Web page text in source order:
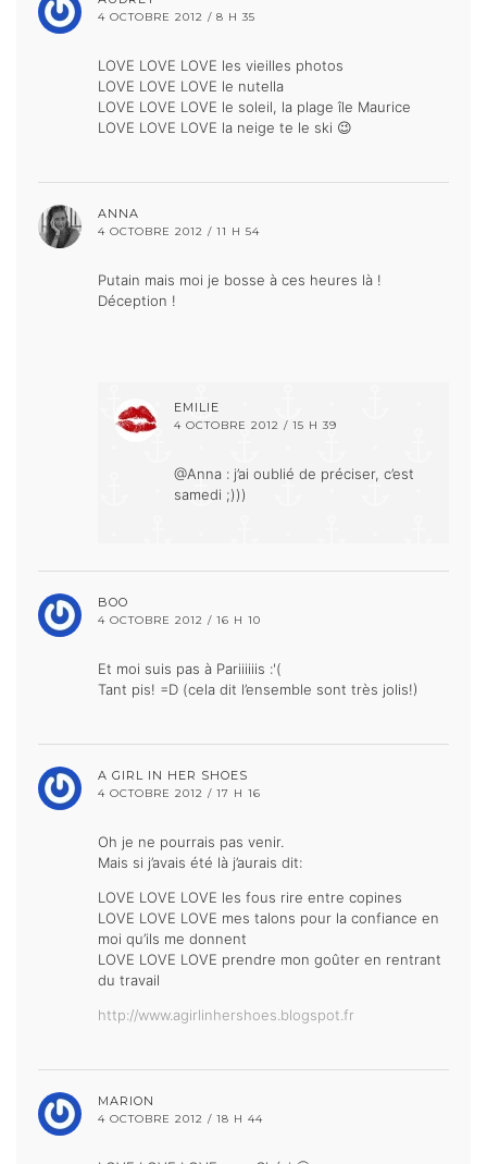
4 OCTOBRE 2012 / 8 H 35
LOVE LOVE LOVE les vieilles photos
LOVE LOVE LOVE le nutella
LOVE LOVE LOVE le soleil, la plage île Maurice
LOVE LOVE LOVE la neige te le ski 😉
ANNA
4 OCTOBRE 2012 / 11 H 54
Putain mais moi je bosse à ces heures là !
Déception !
EMILIE
4 OCTOBRE 2012 / 15 H 39
@Anna : j’ai oublié de préciser, c’est
samedi ;)))
BOO
4 OCTOBRE 2012 / 16 H 10
Et moi suis pas à Pariiiiiis :'(
Tant pis! =D (cela dit l’ensemble sont très jolis!)
A GIRL IN HER SHOES
4 OCTOBRE 2012 / 17 H 16
Oh je ne pourrais pas venir.
Mais si j’avais été là j’aurais dit:
LOVE LOVE LOVE les fous rire entre copines
LOVE LOVE LOVE mes talons pour la confiance en
moi qu’ils me donnent
LOVE LOVE LOVE prendre mon goûter en rentrant
du travail
http://www.agirlinhershoes.blogspot.fr
MARION
4 OCTOBRE 2012 / 18 H 44